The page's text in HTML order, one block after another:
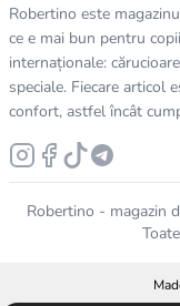
Robertino este
ce e mai bun pentru
internaționale:
speciale. Fiecare articol
confort, astfel încât
Robertino - magazin